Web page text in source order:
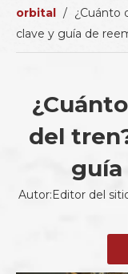
orbital / ¿Cuánto
clave y guía de
del
guía
Autor:Editor del